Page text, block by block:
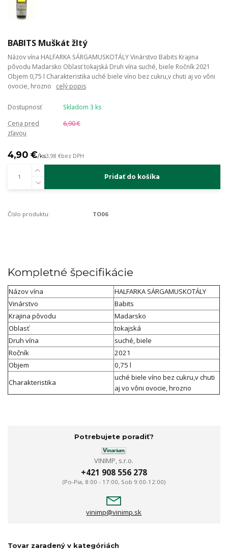
BABITS Muškát žltý
Názov vína HALFARKA SÁRGAMUSKOTÁLY Vinárstvo Babits Krajina
pôvodu Madarsko Oblasť tokajská Druh vína suché, biele Ročník 2021
Objem 0,75 l Charakteristika uché biele víno bez cukru,v chuti aj vo vôni
ovocie, hrozno celý popis
Dostupnosť
Skladom 3 ks
Cena pred
zľavou
6,90 €
4,90 €/ks3,98 €bez DPH
Pridať do košíka
Číslo produktu: TO06
Kompletné špecifikácie
Názov vína
HALFARKA SÁRGAMUSKOTÁLY
Vinárstvo
Babits
Krajina pôvodu
Madarsko
Oblasť
tokajská
Druh vína
suché, biele
Ročník
2021
Objem
0,75 l
Charakteristika
uché biele víno bez cukru,v chuti
aj vo vôni ovocie, hrozno
Potrebujete poradiť?
VINIMP, s.r.o.
+421 908 556 278
(Po-Pia, 8:00 - 17:00, Sob 9:00-12:00)
vinimp@vinimp.sk
Tovar zaradený v kategóriách